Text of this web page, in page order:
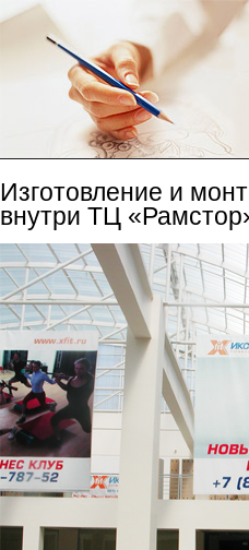
Изготовление и
внутри ТЦ